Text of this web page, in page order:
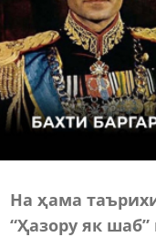
На ҳама
“Ҳазору як